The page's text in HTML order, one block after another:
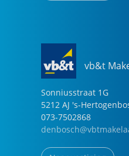
vb&t
Sonniusstraat 1G
5212 AJ 's-
073-7502868